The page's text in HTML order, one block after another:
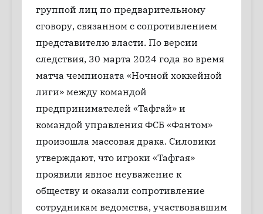
группой лиц по предварительному
сговору, связанном с сопротивлением
представителю власти. По версии
следствия, 30 марта 2024 года во время
матча чемпионата «Ночной хоккейной
лиги» между командой
предпринимателей «Тафгай» и
командой управления ФСБ «Фантом»
произошла массовая драка. Силовики
утверждают, что игроки «Тафгая»
проявили явное неуважение к
обществу и оказали сопротивление
сотрудникам ведомства, участвовавшим